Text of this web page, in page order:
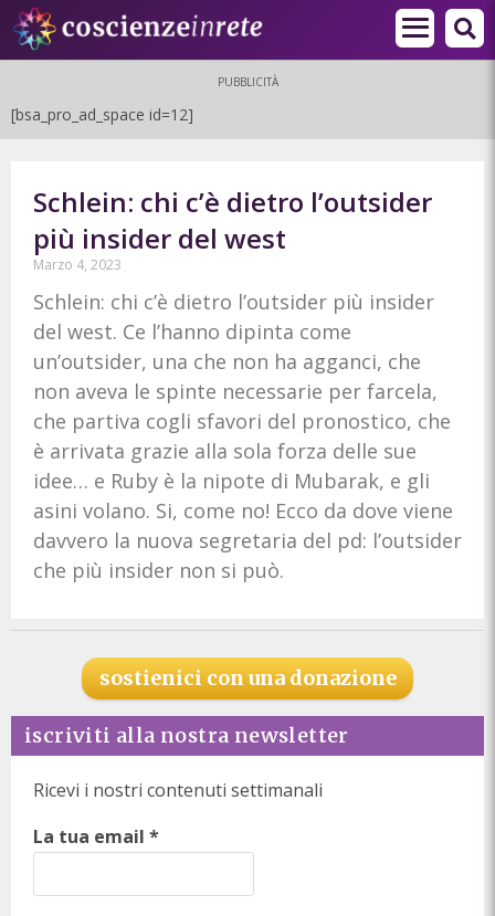
PUBBLICITÀ
[bsa_pro_ad_space id=12]
Schlein: chi c’è dietro l’outsider
più insider del west
Marzo 4, 2023
Schlein: chi c’è dietro l’outsider più insider
del west. Ce l’hanno dipinta come
un’outsider, una che non ha agganci, che
non aveva le spinte necessarie per farcela,
che partiva cogli sfavori del pronostico, che
è arrivata grazie alla sola forza delle sue
idee… e Ruby è la nipote di Mubarak, e gli
asini volano. Si, come no! Ecco da dove viene
davvero la nuova segretaria del pd: l’outsider
che più insider non si può.
sostienici con una donazione
iscriviti alla nostra newsletter
Ricevi i nostri contenuti settimanali
La tua email *